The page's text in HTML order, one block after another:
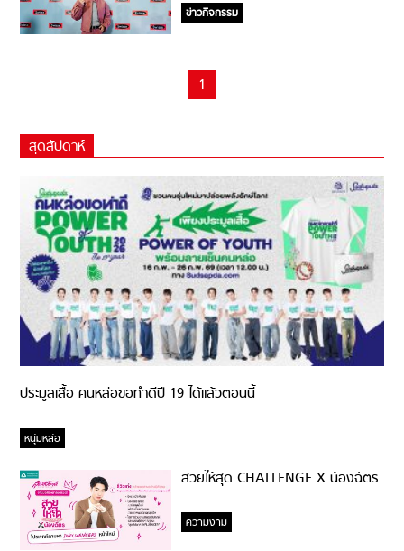
ข่าวกิจกรรม
1
สุดสัปดาห์
ประมูลเสื้อ คนหล่อขอทำดีปี 19 ได้แล้วตอนนี้
หนุ่มหล่อ
สวยให้สุด CHALLENGE X น้องฉัตร
ความงาม